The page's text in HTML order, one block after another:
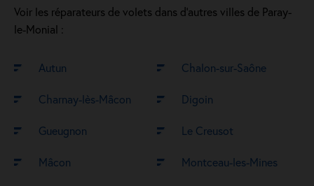
Voir les réparateurs de volets dans d’autres villes de Paray-
le-Monial :
Autun Chalon-sur-Saône
Charnay-lès-Mâcon Digoin
Gueugnon Le Creusot
Mâcon Montceau-les-Mines